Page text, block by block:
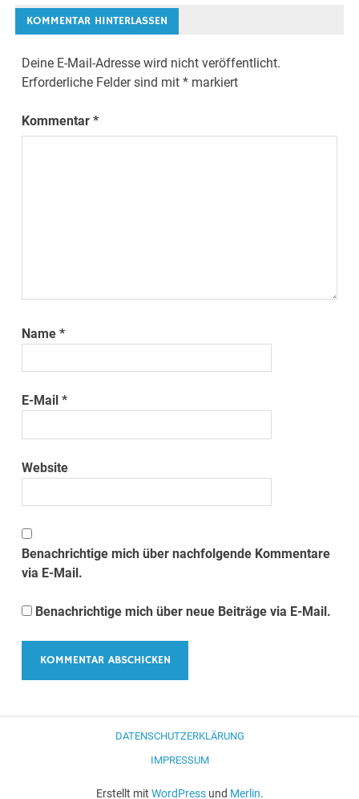
Navigation
KOMMENTAR HINTERLASSEN
Deine E-Mail-Adresse wird nicht veröffentlicht.
Erforderliche Felder sind mit* markiert
Kommentar*
Name*
E-Mail*
Website
Benachrichtige mich über nachfolgende Kommentare
via E-Mail.
Benachrichtige mich über neue Beiträge via E-Mail.
DATENSCHUTZERKLÄRUNG
IMPRESSUM
Erstellt mit WordPressund Merlin.